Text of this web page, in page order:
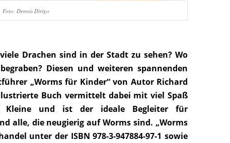
Foto: Dennis Dirigo
Drachen sind in der Stadt zu sehen? Wo
Diesen und weiteren spannenden
„Worms für Kinder“ von Autor Richard
Buch vermittelt dabei mit viel Spaß
Kleine und ist der ideale Begleiter für
alle, die neugierig auf Worms sind. „Worms
unter der ISBN 978-3-947884-97-1 sowie